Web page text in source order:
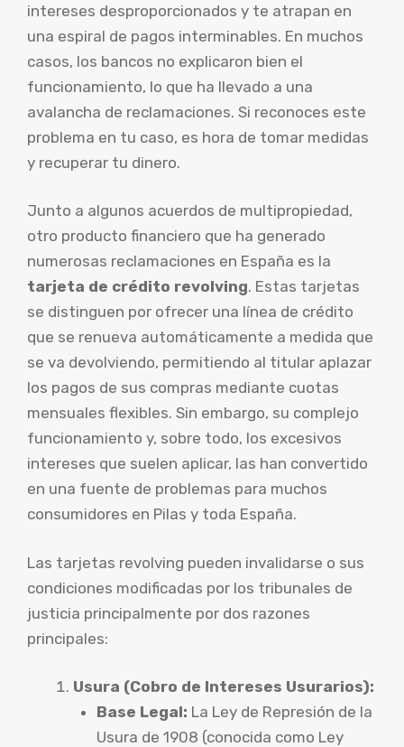
intereses desproporcionados y te atrapan en
una espiral de pagos interminables. En muchos
casos, los bancos no explicaron bien el
funcionamiento, lo que ha llevado a una
avalancha de reclamaciones. Si reconoces este
problema en tu caso, es hora de tomar medidas
y recuperar tu dinero.
Junto a algunos acuerdos de multipropiedad,
otro producto financiero que ha generado
numerosas reclamaciones en España es la
tarjeta de crédito revolving. Estas tarjetas
se distinguen por ofrecer una línea de crédito
que se renueva automáticamente a medida que
se va devolviendo, permitiendo al titular aplazar
los pagos de sus compras mediante cuotas
mensuales flexibles. Sin embargo, su complejo
funcionamiento y, sobre todo, los excesivos
intereses que suelen aplicar, las han convertido
en una fuente de problemas para muchos
consumidores en Pilas y toda España.
Las tarjetas revolving pueden invalidarse o sus
condiciones modificadas por los tribunales de
justicia principalmente por dos razones
principales:
Usura (Cobro de Intereses Usurarios):
Base Legal: La Ley de Represión de la
Usura de 1908 (conocida como Ley